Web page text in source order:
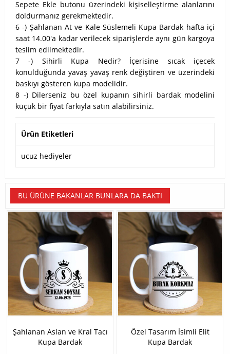
Sepete Ekle butonu üzerindeki kişiselleştirme alanlarını
doldurmanız gerekmektedir.
6 -) Şahlanan At ve Kale Süslemeli Kupa Bardak hafta içi
saat 14.00'a kadar verilecek siparişlerde aynı gün kargoya
teslim edilmektedir.
7 -) Sihirli Kupa Nedir? İçerisine sıcak içecek
konulduğunda yavaş yavaş renk değiştiren ve üzerindeki
baskıyı gösteren kupa modelidir.
8 -) Dilerseniz bu özel kupanın sihirli bardak modelini
küçük bir fiyat farkıyla satın alabilirsiniz.
Ürün Etiketleri
ucuz hediyeler
BU ÜRÜNE BAKANLAR BUNLARA DA BAKTI
Şahlanan Aslan ve Kral Tacı
Kupa Bardak
Özel Tasarım İsimli Elit
Kupa Bardak